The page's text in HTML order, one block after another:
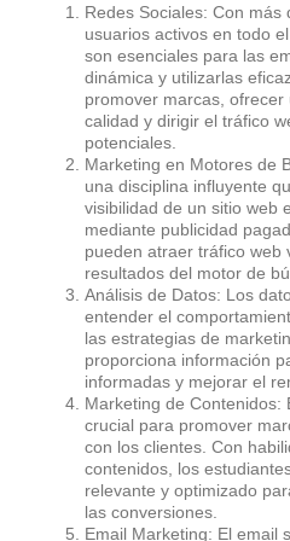
Redes Sociales: Con más
usuarios activos en todo
son esenciales para las
dinámica y utilizarlas
promover marcas,
calidad y dirigir el tráfico
potenciales.
Marketing en Motores de
una disciplina influyente
visibilidad de un sitio web
mediante publicidad
pueden atraer tráfico web
resultados del motor de
Análisis de Datos: Los
entender el
las estrategias de
proporciona información
informadas y mejorar el
Marketing de Contenidos:
crucial para promover
con los clientes. Con
contenidos, los
relevante y optimizado
las conversiones.
Email Marketing: El email